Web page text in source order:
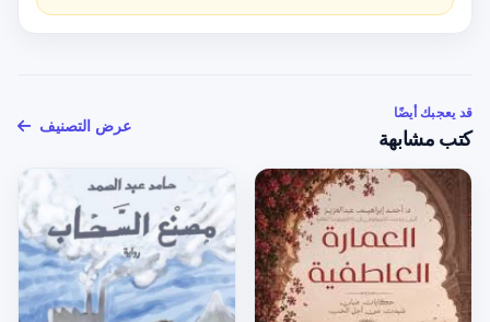
قد يعجبك أيضًا
كتب مشابهة
عرض التصنيف